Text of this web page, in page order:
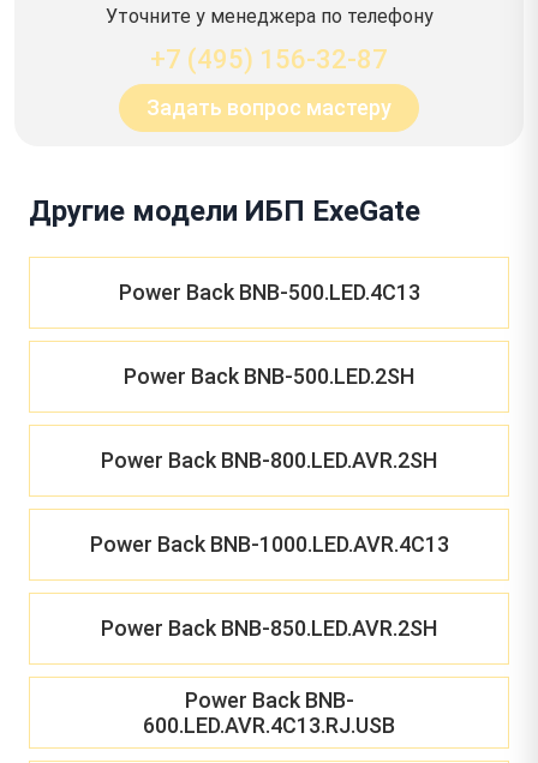
Уточните у менеджера по телефону
+7 (495) 156-32-87
Задать вопрос мастеру
Другие модели ИБП ExeGate
Power Back BNB-500.LED.4C13
Power Back BNB-500.LED.2SH
Power Back BNB-800.LED.AVR.2SH
Power Back BNB-1000.LED.AVR.4C13
Power Back BNB-850.LED.AVR.2SH
Power Back BNB-
600.LED.AVR.4C13.RJ.USB